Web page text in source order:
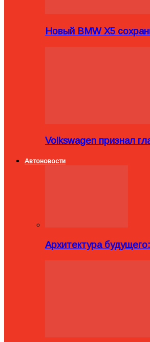
Новый BMW X5
Volkswagen признал
Автоновости
Архитектура